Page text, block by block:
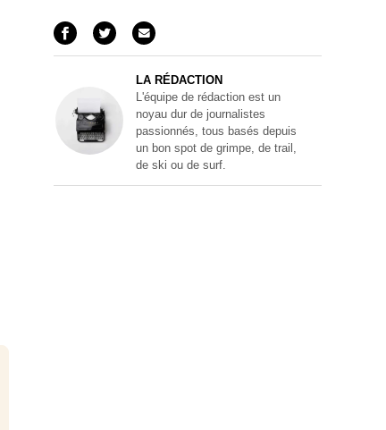
LA RÉDACTION
L'équipe de rédaction est un
noyau dur de journalistes
passionnés, tous basés depuis
un bon spot de grimpe, de trail,
de ski ou de surf.